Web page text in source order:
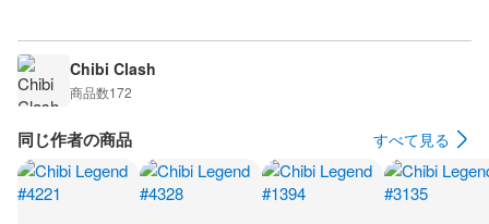
Chibi Clash
商品数172
同じ作者の商品 すべて見る